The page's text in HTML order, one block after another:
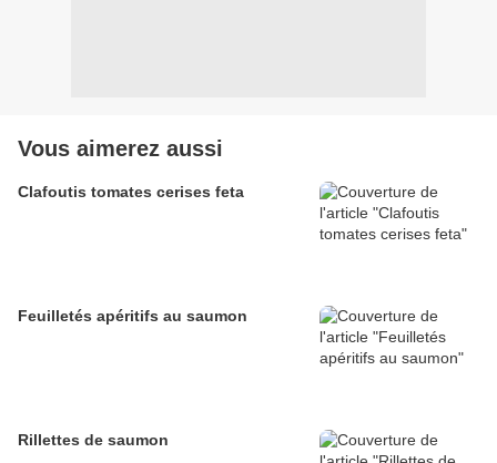
Vous aimerez aussi
Clafoutis tomates cerises feta
Feuilletés apéritifs au saumon
Rillettes de saumon